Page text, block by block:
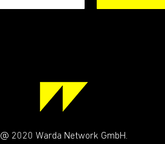
@ 2020 Warda Network GmbH.